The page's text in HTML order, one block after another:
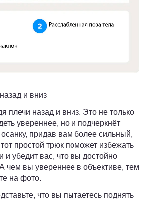
и вниз
плечи назад и вниз. Это не только
увереннее, но и подчеркнёт
придав вам более сильный,
простой трюк поможет избежать
и убедит вас, что вы достойно
чем вы увереннее в объективе, тем
на фото.
что вы пытаетесь поднять